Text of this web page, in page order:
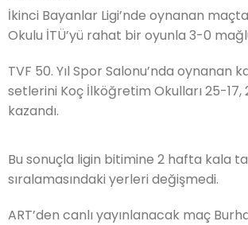
İkinci Bayanlar Ligi’nde oynanan
Okulu İTÜ’yü rahat bir oyunla 3-0
TVF 50. Yıl Spor Salonu’nda oynanan
setlerini Koç İlköğretim Okulları 25-17,
kazandı.
Bu sonuçla ligin bitimine 2 hafta kala
sıralamasındaki yerleri değişmedi.
ART’den canlı yayınlanacak maç